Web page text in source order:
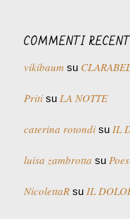
COMMENTI
vikibaumsu
Pritisu LA NOTTE
caterina rotondisu IL
luisa zambrotta su
NicolettaRsu IL